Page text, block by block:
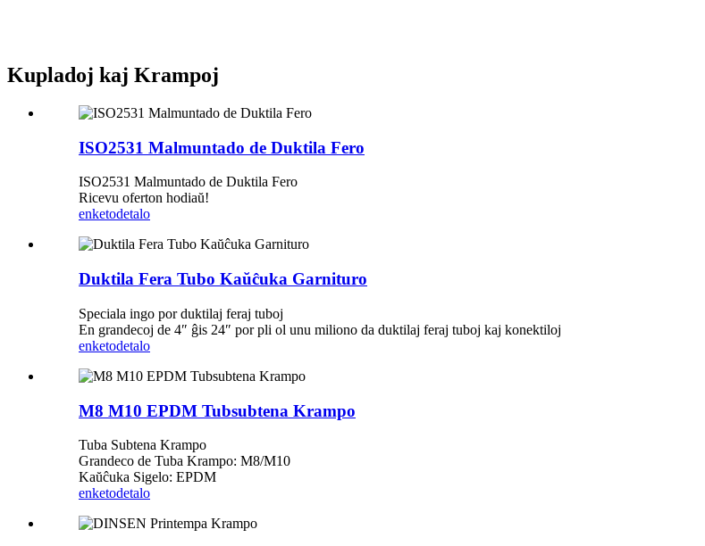
Kupladoj kaj Krampoj
ISO2531 Malmuntado de Duktila Fero
ISO2531 Malmuntado de Duktila Fero
Ricevu oferton hodiaŭ!
enketodetalo
Duktila Fera Tubo Kaŭĉuka Garnituro
Speciala ingo por duktilaj feraj tuboj
En grandecoj de 4″ ĝis 24″ por pli ol unu miliono da duktilaj feraj tuboj kaj konektiloj
enketodetalo
M8 M10 EPDM Tubsubtena Krampo
Tuba Subtena Krampo
Grandeco de Tuba Krampo: M8/M10
Kaŭĉuka Sigelo: EPDM
enketodetalo